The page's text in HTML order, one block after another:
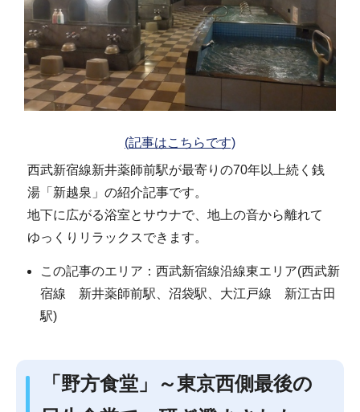
(記事はこちらです)
西武新宿線新井薬師前駅が最寄りの70年以上続く銭
湯「新越泉」の紹介記事です。
地下に広がる浴室とサウナで、地上の音から離れて
ゆっくりリラックスできます。
この記事のエリア：西武新宿線沿線東エリア(西武新
宿線 新井薬師前駅、沼袋駅、大江戸線 新江古田
駅)
「野方食堂」～東京西側最後の